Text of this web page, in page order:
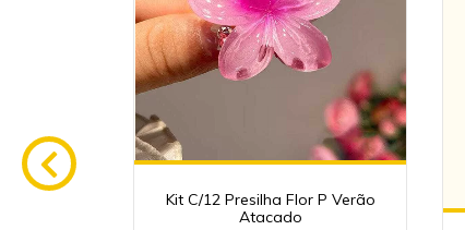
Kit C/12 Presilha Flor P Verão
Atacado